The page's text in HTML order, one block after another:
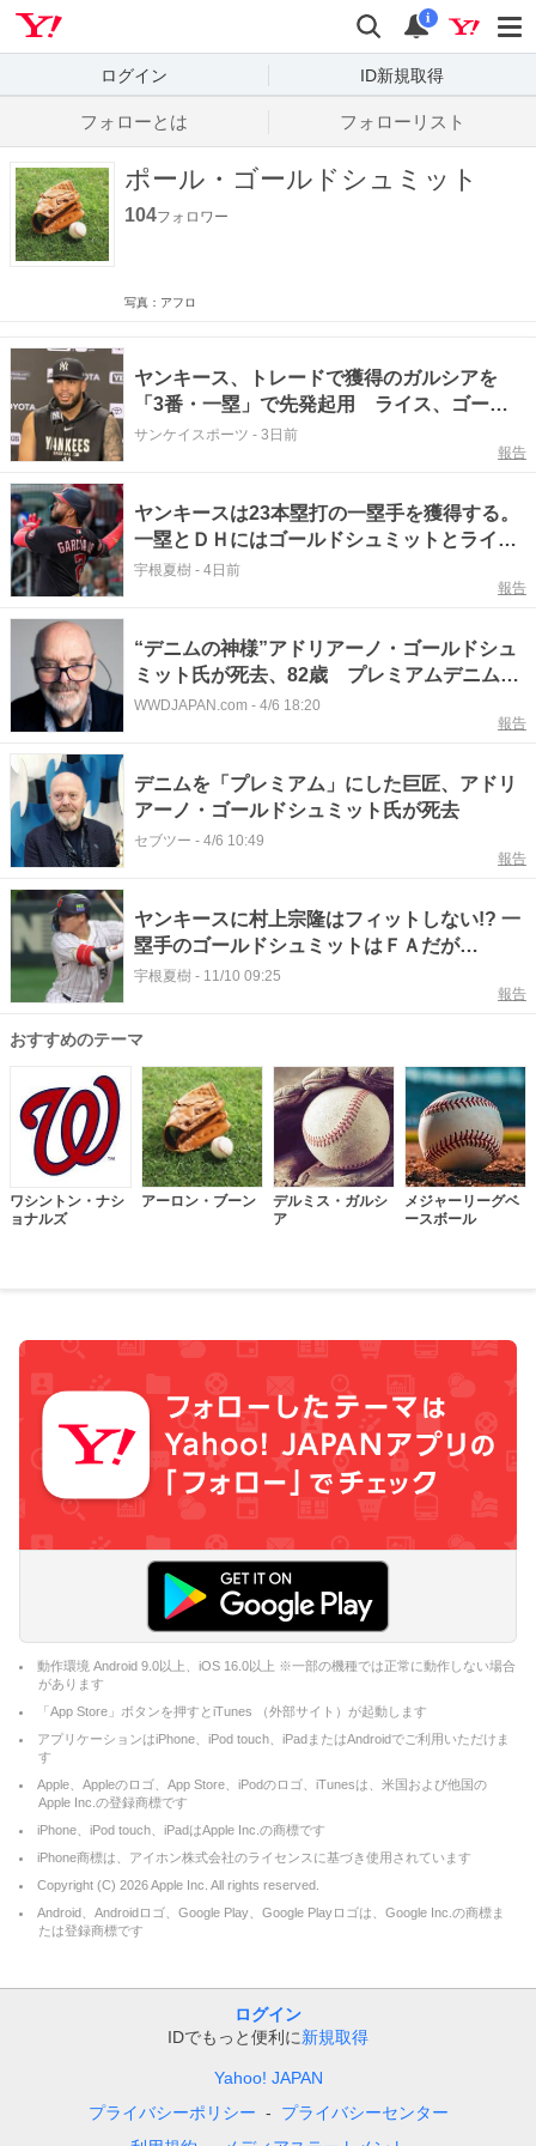
検索
通知
i
ログイン ID新規取得
フォローとは フォローリスト
ポール・ゴールドシュミット
104フォロワー
写真：アフロ
ヤンキース、トレードで獲得のガルシアを
「3番・一塁」で先発起用 ライス、ゴール
ドシュミットと強力トリオ結成へ ブーン監
サンケイスポーツ - 3日前
報告
ヤンキースは23本塁打の一塁手を獲得する。
一塁とＤＨにはゴールドシュミットとライス
がいるが…
宇根夏樹 - 4日前
報告
“デニムの神様”アドリアーノ・ゴールドシュ
ミット氏が死去、82歳 プレミアムデニム発
展の立役者
WWDJAPAN.com - 4/6 18:20
報告
デニムを「プレミアム」にした巨匠、アドリ
アーノ・ゴールドシュミット氏が死去
セブツー - 4/6 10:49
報告
ヤンキースに村上宗隆はフィットしない!? 一
塁手のゴールドシュミットはＦＡだが…
宇根夏樹 - 11/10 09:25
報告
おすすめのテーマ
ワシントン・ナシ
ョナルズ
アーロン・ブーン
デルミス・ガルシ
ア
メジャーリーグベ
ースボール
動作環境 Android 9.0以上、iOS 16.0以上 ※一部の機種では正常に動作しない場合
があります
「App Store」ボタンを押すとiTunes （外部サイト）が起動します
アプリケーションはiPhone、iPod touch、iPadまたはAndroidでご利用いただけま
す
Apple、Appleのロゴ、App Store、iPodのロゴ、iTunesは、米国および他国の
Apple Inc.の登録商標です
iPhone、iPod touch、iPadはApple Inc.の商標です
iPhone商標は、アイホン株式会社のライセンスに基づき使用されています
Copyright (C) 2026Apple Inc. All rights reserved.
Android、Androidロゴ、Google Play、Google Playロゴは、Google Inc.の商標ま
たは登録商標です
ログイン
IDでもっと便利に新規取得
Yahoo! JAPAN
プライバシーポリシー
プライバシーセンター